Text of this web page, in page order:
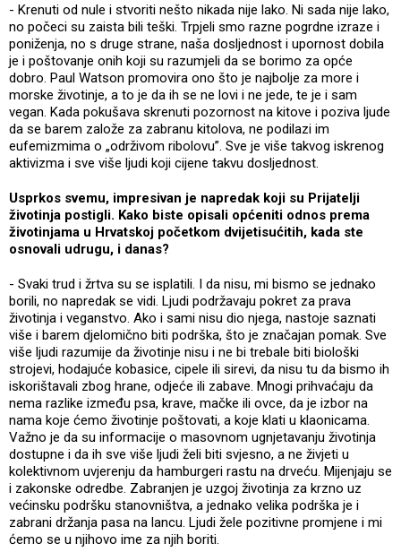
- Krenuti od nule i stvoriti nešto nikada nije lako. Ni sada nije lako,
no počeci su zaista bili teški. Trpjeli smo razne pogrdne izraze i
poniženja, no s druge strane, naša dosljednost i upornost dobila
je i poštovanje onih koji su razumjeli da se borimo za opće
dobro. Paul Watson promovira ono što je najbolje za more i
morske životinje, a to je da ih se ne lovi i ne jede, te je i sam
vegan. Kada pokušava skrenuti pozornost na kitove i poziva ljude
da se barem založe za zabranu kitolova, ne podilazi im
eufemizmima o „održivom ribolovu”. Sve je više takvog iskrenog
aktivizma i sve više ljudi koji cijene takvu dosljednost.
Usprkos svemu, impresivan je napredak koji su Prijatelji
životinja postigli. Kako biste opisali općeniti odnos prema
životinjama u Hrvatskoj početkom dvijetisućitih, kada ste
osnovali udrugu, i danas?
- Svaki trud i žrtva su se isplatili. I da nisu, mi bismo se jednako
borili, no napredak se vidi. Ljudi podržavaju pokret za prava
životinja i veganstvo. Ako i sami nisu dio njega, nastoje saznati
više i barem djelomično biti podrška, što je značajan pomak. Sve
više ljudi razumije da životinje nisu i ne bi trebale biti biološki
strojevi, hodajuće kobasice, cipele ili sirevi, da nisu tu da bismo ih
iskorištavali zbog hrane, odjeće ili zabave. Mnogi prihvaćaju da
nema razlike između psa, krave, mačke ili ovce, da je izbor na
nama koje ćemo životinje poštovati, a koje klati u klaonicama.
Važno je da su informacije o masovnom ugnjetavanju životinja
dostupne i da ih sve više ljudi želi biti svjesno, a ne živjeti u
kolektivnom uvjerenju da hamburgeri rastu na drveću. Mijenjaju se
i zakonske odredbe. Zabranjen je uzgoj životinja za krzno uz
većinsku podršku stanovništva, a jednako velika podrška je i
zabrani držanja pasa na lancu. Ljudi žele pozitivne promjene i mi
ćemo se u njihovo ime za njih boriti.